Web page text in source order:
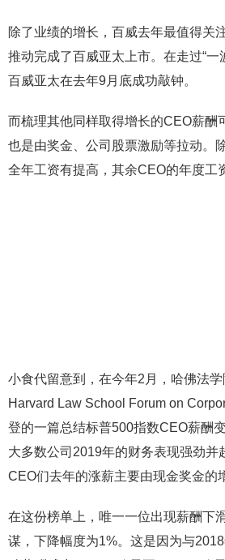
除了业绩的增长，百威去年最值得关
推动完成了百威亚太上市。在走过“一
百威亚太在去年9月底成功敲钟。
而梳理其他同样取得增长的CEO薪酬
也是由奖金、公司股票激励等拉动。
全年工资有提高，其余CEO的年度工
小食代留意到，在今年2月，哈佛法
Harvard Law School Forum on
登的一篇总结标普500指数CEO薪酬
大多数公司2019年的财务表现强劲并
CEO们去年的涨薪主要由现金奖金的
在这份榜单上，唯一一位出现薪酬下
谋，下降幅度为1%。这是因为与